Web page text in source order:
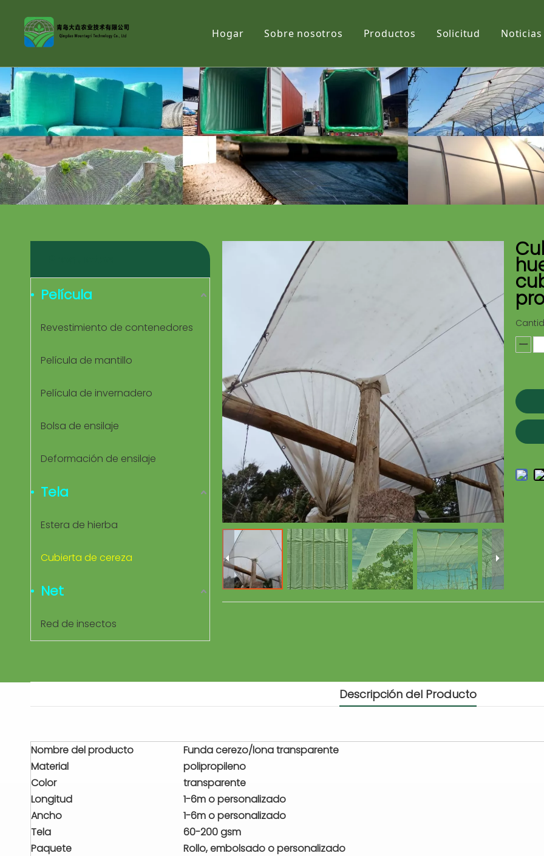
Hogar Sobre nosotros Productos
Tela
Net
Solicitud Noticias
Película
Revestimiento de contenedores
Película de mantillo
Película de invernadero
Bolsa de ensilaje
Deformación de ensilaje
Tela
Estera de hierba
Cubierta de cereza
Net
Red de insectos
Descripción del Producto
Nombre del producto
Funda cerezo/lona transparente
Material
polipropileno
Color
transparente
Longitud
1-6m o personalizado
Ancho
1-6m o personalizado
Tela
60-200 gsm
Paquete
Rollo, embolsado o personalizado